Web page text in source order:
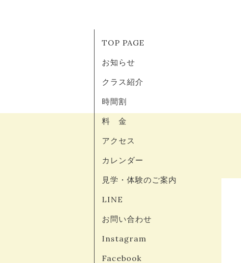
TOP PAGE
お知らせ
クラス紹介
時間割
料 金
アクセス
カレンダー
見学・体験のご案内
LINE
お問い合わせ
Instagram
Facebook